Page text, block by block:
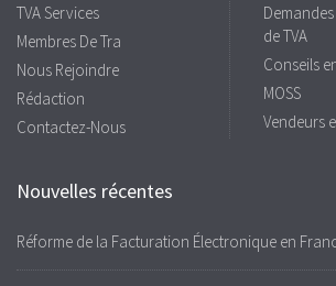
TVA Services
Membres De Tra
Nous Rejoindre
Rédaction
Contactez-Nous
de TVA
Conseils
MOSS
Vendeurs
Nouvelles récentes
Réforme de la Facturation Électronique en